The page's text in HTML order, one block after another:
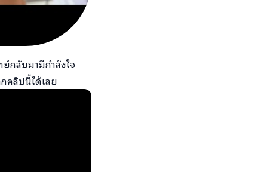
กลับมามีกำลังใจ
คลิปนี้ได้เลย